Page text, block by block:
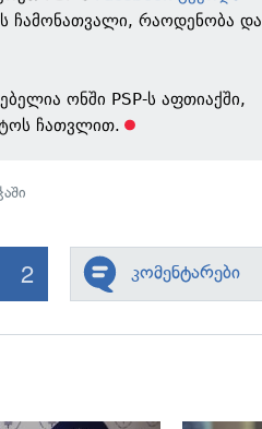
ჩამონათვალი, რაოდენობა და
ონში PSP-ს აფთიაქში,
ჩათვლით.
2 კომენტარები